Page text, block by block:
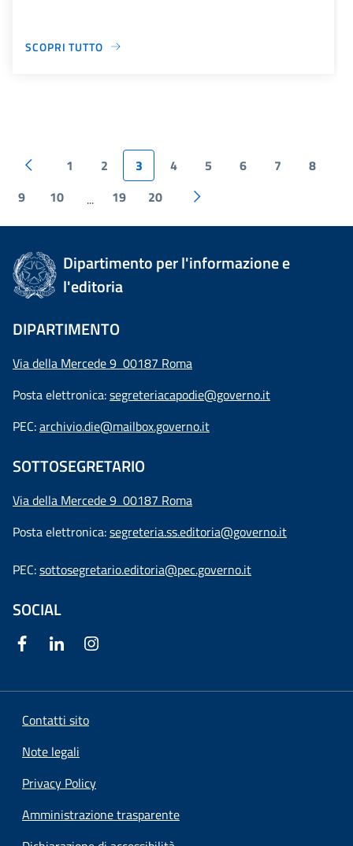
SCOPRI TUTTO
1 2 3 4 5 6 7
8
9
10 ... 19 20
Dipartimento per l'informazione e
l'editoria
DIPARTIMENTO
Via della Mercede 9 00187 Roma
Posta elettronica:segreteriacapodie@governo.it
PEC:archivio.die@mailbox.governo.it
SOTTOSEGRETARIO
Via della Mercede 9 00187 Roma
Posta elettronica:segreteria.ss.editoria@governo.it
PEC:sottosegretario.editoria@pec.governo.it
SOCIAL
Contatti sito
Note legali
Privacy Policy
Amministrazione trasparente